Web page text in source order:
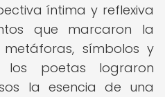
íntima y reflexiva
que marcaron la
símbolos y
los poetas lograron
la esencia de una